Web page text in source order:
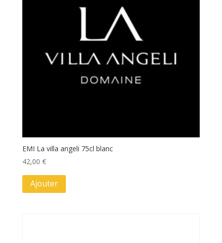
EMI La villa angeli 75cl blanc
42,00 €
Ajouter